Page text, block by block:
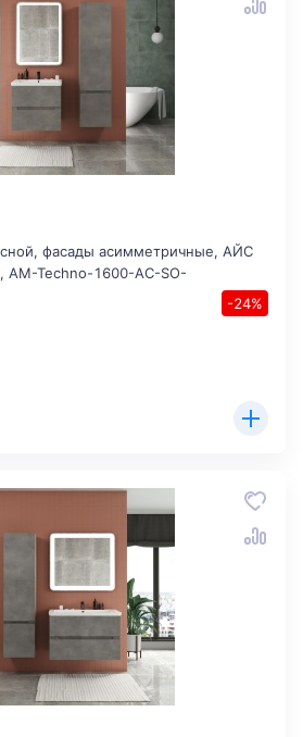
фасады асимметричные, АЙС
AM-Techno-1600-AC-SO-
-24%